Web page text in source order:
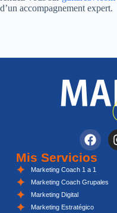
d’un accompagnement expert.
Mis Servicios
Marketing Coach 1 a 1
Marketing Coach Grupales
Marketing Digital
Marketing Estratégico